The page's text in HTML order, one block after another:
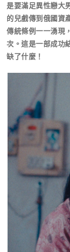
是要滿足異性戀大
的兒戲傳到俄國資
傳統條例一一湧現
次。這是一部成功
缺了什麼！